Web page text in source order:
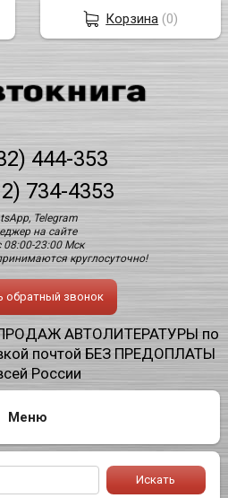
444-353
734-4353
Telegram
на сайте
08:00-23:00 Мск
круглосуточно!
обратный звонок
АВТОЛИТЕРАТУРЫ по
почтой БЕЗ ПРЕДОПЛАТЫ
России
Корзина (0)